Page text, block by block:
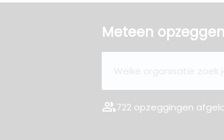
Meteen opzeggen
group722 opzeggingen